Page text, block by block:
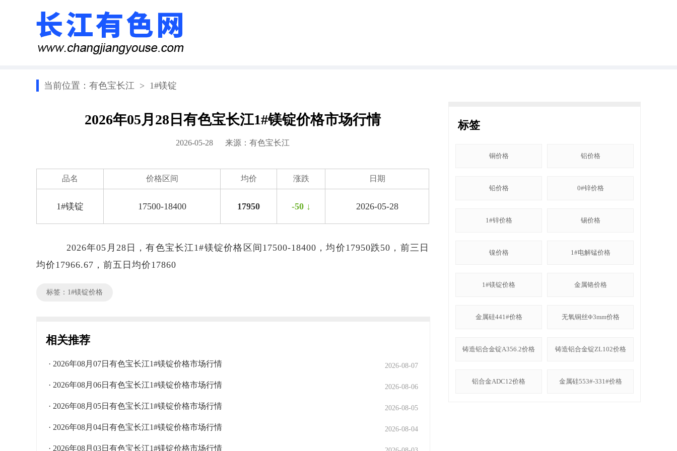
当前位置： 有色宝长江 > 1#镁锭
2026年05月28日有色宝长江1#镁锭价格市场行情
2026-05-28 来源： 有色宝长江
品名 价格区间 均价 涨跌 日期
1#镁锭 17500-18400 17950 -50 ↓ 2026-05-28
2026年05月28日，有色宝长江1#镁锭价格区间17500-18400，均价17950跌50，前三日
均价17966.67，前五日均价17860
标签：1#镁锭价格
相关推荐
· 2026年08月07日有色宝长江1#镁锭价格市场行情 2026-08-07
· 2026年08月06日有色宝长江1#镁锭价格市场行情 2026-08-06
· 2026年08月05日有色宝长江1#镁锭价格市场行情 2026-08-05
· 2026年08月04日有色宝长江1#镁锭价格市场行情 2026-08-04
· 2026年08月03日有色宝长江1#镁锭价格市场行情
标签
铜价格 铝价格
铅价格 0#锌价格
1#锌价格 锡价格
镍价格 1#电解锰价格
1#镁锭价格 金属铬价格
金属硅441#价格 无氧铜丝Φ3mm价格
铸造铝合金锭A356.2价格 铸造铝合金锭ZL102价格
铝合金ADC12价格 金属硅553#-331#价格